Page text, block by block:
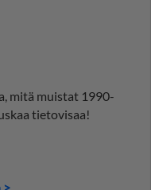
mitä muistat 1990-
tietovisaa!
>